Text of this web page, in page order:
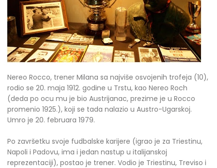
Nereo Rocco, trener Milana sa najviše osvojenih trofeja (10),
rodio se 20. maja 1912. godine u Trstu, kao Nereo Roch
(deda po ocu mu je bio Austrijanac, prezime je u Rocco
promenio 1925.), koji se tada nalazio u Austro-Ugarskoj.
Umro je 20. februara 1979.
Po završetku svoje fudbalske karijere (igrao je za Triestinu,
Napoli i Padovu, ima i jedan nastup u italijanskoj
reprezentaciji), postao je trener. Vodio je Triestinu, Treviso i